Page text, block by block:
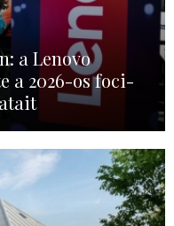
a Lenovo
a 2026-os foci-